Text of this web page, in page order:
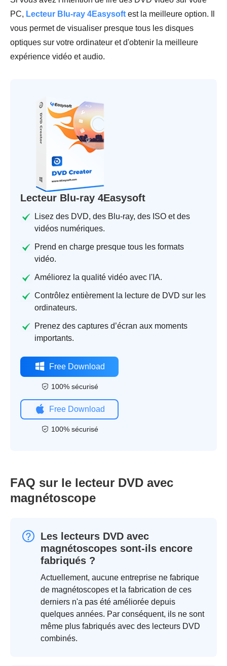
PC, Lecteur Blu-ray 4Easysoft est la meilleure option. Il
vous permet de visualiser presque tous les disques
optiques sur votre ordinateur et d'obtenir la meilleure
expérience vidéo et audio.
Lecteur Blu-ray 4Easysoft
Lisez des DVD, des Blu-ray, des ISO et des
vidéos numériques.
Prend en charge presque tous les formats
vidéo.
Améliorez la qualité vidéo avec l'IA.
Contrôlez entièrement la lecture de DVD sur les
ordinateurs.
Prenez des captures d’écran aux moments
importants.
Free Download
100% sécurisé
Free Download
100% sécurisé
FAQ sur le lecteur DVD avec
magnétoscope
Les lecteurs DVD avec
magnétoscopes sont-ils encore
fabriqués ?
Actuellement, aucune entreprise ne fabrique
de magnétoscopes et la fabrication de ces
derniers n'a pas été améliorée depuis
quelques années. Par conséquent, ils ne sont
même plus fabriqués avec des lecteurs DVD
combinés.